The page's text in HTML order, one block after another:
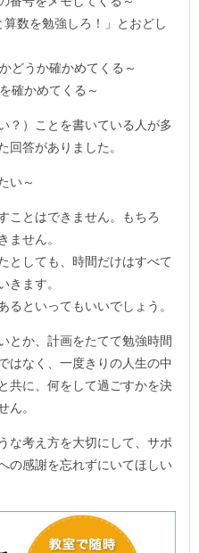
数を勉強しろ！」とおどし
どうか確かめてくる～
確かめてくる～
？）ことを書いている人が多
回答がありました。
い～
ことはできません。もちろ
ません。
としても、時間だけはすべて
きます。
るといってもいいでしょう。
とか、計画をたてて勉強時間
はなく、一度きりの人生の中
共に、何をして過ごすかを決
ん。
な考え方を大切にして、サポ
の感謝を忘れずにいてほしい